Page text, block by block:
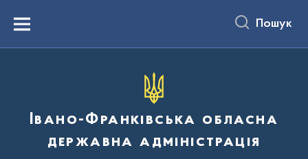
вмістуMenu Пошук
Івано-Франківська обласна
державна адміністрація